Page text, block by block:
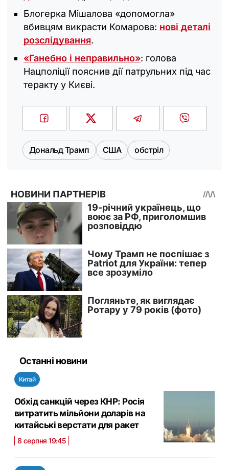
Блогерка Мішалова «допомогла»
вбивцям викрасти Комарова: нові деталі
розслідування.
«Ганебно і неправильно»: голова
Нацполіції пояснив дії патрульних під час
теракту у Києві.
Дональд Трамп США обстріл
Останні новини
Китай
Обхід санкцій через КНР: Росія
витратить мільйони доларів на
китайські верстати для ракет
8 серпня 19:45